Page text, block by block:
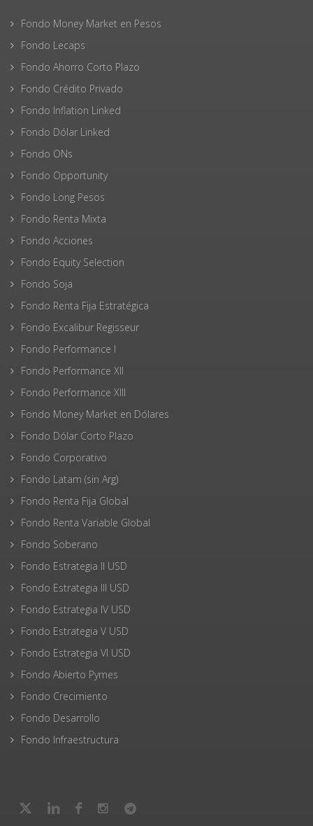
Fondo Money Market en Pesos
Fondo Lecaps
Fondo Ahorro Corto Plazo
Fondo Crédito Privado
Fondo Inflation Linked
Fondo Dólar Linked
Fondo ONs
Fondo Opportunity
Fondo Long Pesos
Fondo Renta Mixta
Fondo Acciones
Fondo Equity Selection
Fondo Soja
Fondo Renta Fija Estratégica
Fondo Excalibur Regisseur
Fondo Performance I
Fondo Performance XII
Fondo Performance XIII
Fondo Money Market en Dólares
Fondo Dólar Corto Plazo
Fondo Corporativo
Fondo Latam (sin Arg)
Fondo Renta Fija Global
Fondo Renta Variable Global
Fondo Soberano
Fondo Estrategia II USD
Fondo Estrategia III USD
Fondo Estrategia IV USD
Fondo Estrategia V USD
Fondo Estrategia VI USD
Fondo Abierto Pymes
Fondo Crecimiento
Fondo Desarrollo
Fondo Infraestructura